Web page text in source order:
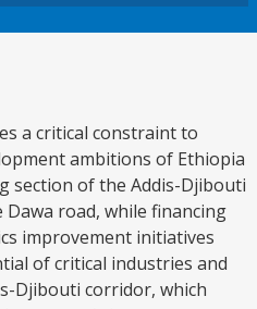
a critical constraint to
ambitions of Ethiopia
section of the Addis-Djibouti
road, while financing
improvement initiatives
of critical industries and
Djibouti corridor, which